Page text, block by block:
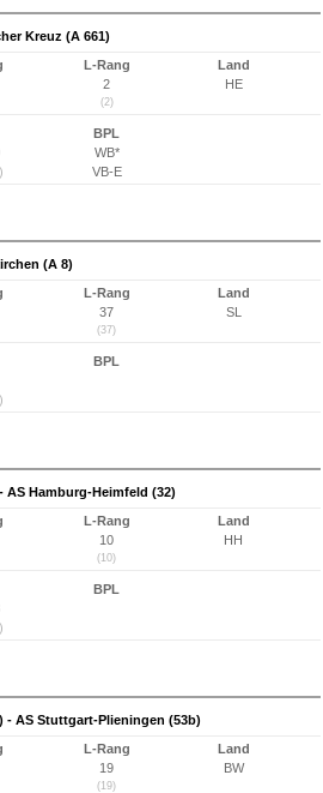
Kreuz (A 661)
L-Rang
2
(2)
Land
HE
BPL
WB*
VB-E
(A 8)
L-Rang
37
(37)
Land
SL
BPL
AS Hamburg-Heimfeld (32)
L-Rang
10
(10)
Land
HH
BPL
- AS Stuttgart-Plieningen (53b)
L-Rang
19
(19)
Land
BW